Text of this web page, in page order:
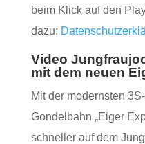
beim Klick auf den
dazu:
Video
mit dem neuen
Mit der modernsten
Gondelbahn „Eiger
schneller auf dem